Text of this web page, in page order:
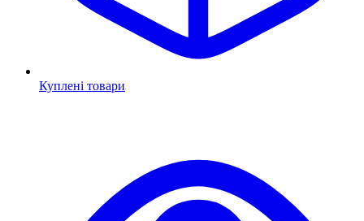
Куплені товари